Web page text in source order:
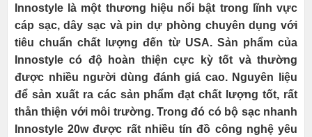
Innostyle là một thương hiệu nổi bật trong lĩnh vực
cáp sạc, dây sạc và pin dự phòng chuyên dụng với
tiêu chuẩn chất lượng đến từ USA. Sản phẩm của
Innostyle có độ hoàn thiện cực kỳ tốt và thường
được nhiều người dùng đánh giá cao. Nguyên liệu
để sản xuất ra các sản phẩm đạt chất lượng tốt, rất
thån thiện với môi trường. Trong đó có bộ sạc nhanh
Innostyle 20w được rất nhiều tín đồ công nghệ yêu